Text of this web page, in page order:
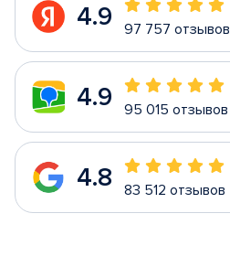
4.9 97 757 отзывов
4.9 95 015 отзывов
4.8 83 512 отзывов